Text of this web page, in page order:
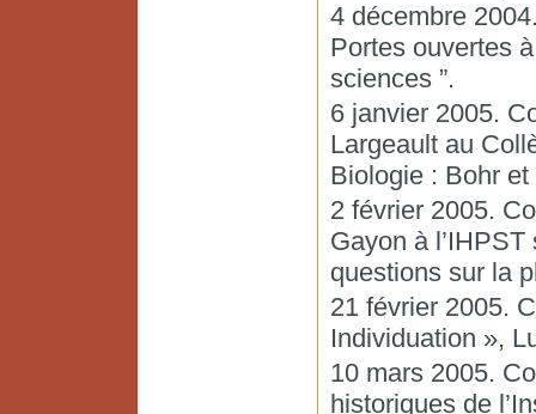
4 décembre
Portes ouvertes
sciences ”.
6 janvier 2005.
Largeault au
Biologie : Bohr et
2 février 2005.
Gayon à
questions sur la
21 février 2005.
Individuation »,
10 mars 2005.
historiques de